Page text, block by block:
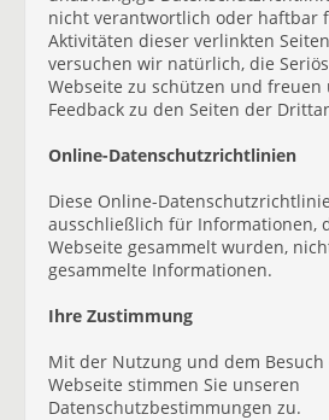
nicht verantwortlich oder haftbar
Aktivitäten dieser verlinkten
versuchen wir natürlich, die
Webseite zu schützen und freuen
Feedback zu den Seiten der
Online-Datenschutzrichtlinien
Diese Online-
ausschließlich für Informationen,
Webseite gesammelt wurden,
gesammelte Informationen.
Ihre Zustimmung
Mit der Nutzung und dem
Webseite stimmen Sie unseren
Datenschutzbestimmungen zu.